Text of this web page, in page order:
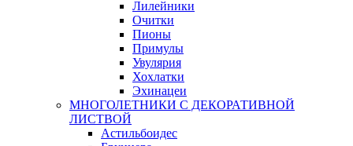
Лилейники
Очитки
Пионы
Примулы
Увулярия
Хохлатки
Эхинацеи
МНОГОЛЕТНИКИ С ДЕКОРАТИВНОЙ
ЛИСТВОЙ
Астильбоидес